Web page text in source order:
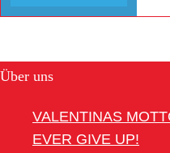
Über uns
VALENTINAS
EVER GIVE UP!